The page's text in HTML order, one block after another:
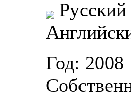
Год: 2008